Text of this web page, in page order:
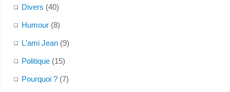
Divers (40)
Humour(8)
L'ami Jean(9)
Politique(15)
Pourquoi ?(7)